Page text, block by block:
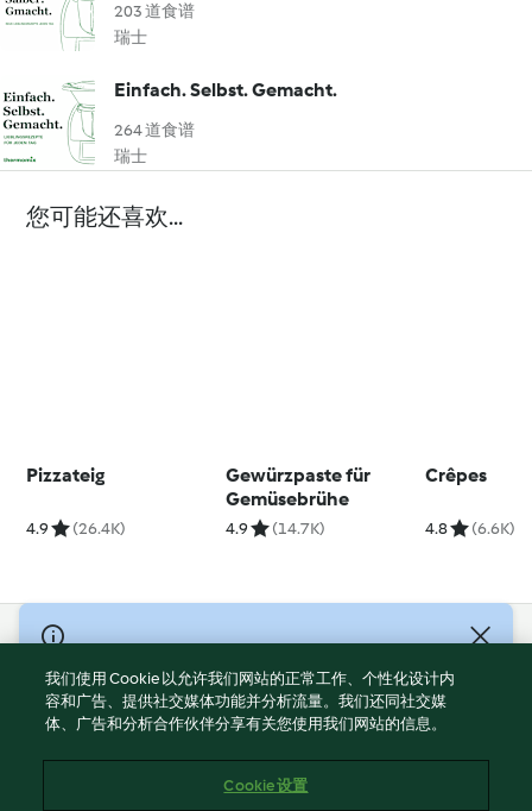
203 道食谱
瑞士
Einfach. Selbst. Gemacht.
264 道食谱
瑞士
您可能还喜欢...
Pizzateig
4.9 (26.4K)
Gewürzpaste für
Gemüsebrühe
4.9 (14.7K)
Crêpes
4.8 (6.6K)
© Copyright 2021-2023 福维克信息科技(上海)有限公司 版权所有
2026
使用规定
我们使用 Cookie 以允许我们网站的正常工作、个性化设计内
容和广告、提供社交媒体功能并分析流量。我们还同社交媒
体、广告和分析合作伙伴分享有关您使用我们网站的信息。
Cookie 设置